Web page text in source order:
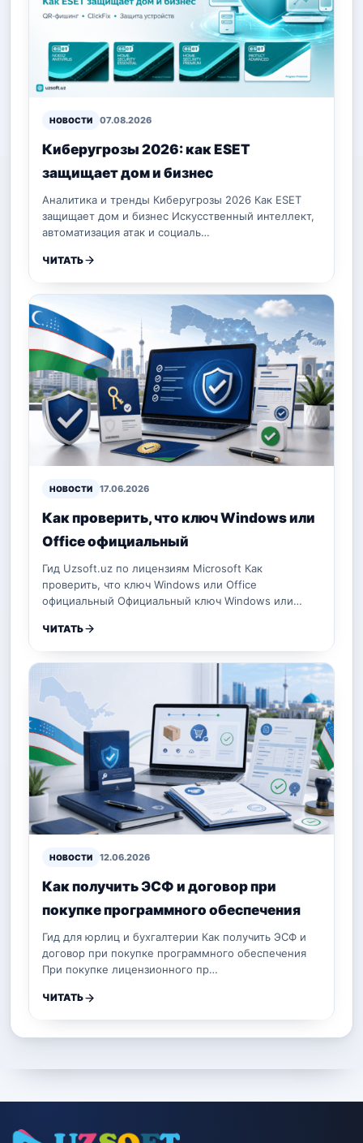
НОВОСТИ 07.08.2026
Киберугрозы 2026: как ESET
защищает дом и бизнес
Аналитика и тренды Киберугрозы 2026 Как ESET
защищает дом и бизнес Искусственный интеллект,
автоматизация атак и социаль…
ЧИТАТЬ
НОВОСТИ 17.06.2026
Как проверить, что ключ Windows или
Office официальный
Гид Uzsoft.uz по лицензиям Microsoft Как
проверить, что ключ Windows или Office
официальный Официальный ключ Windows или…
ЧИТАТЬ
НОВОСТИ 12.06.2026
Как получить ЭСФ и договор при
покупке программного обеспечения
Гид для юрлиц и бухгалтерии Как получить ЭСФ и
договор при покупке программного обеспечения
При покупке лицензионного пр…
ЧИТАТЬ